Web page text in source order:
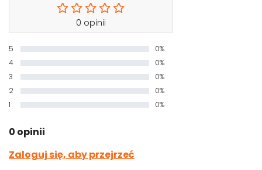
0 opinii
5
0%
4
0%
3
0%
2
0%
1
0%
0 opinii
Zaloguj się, aby przejrzeć